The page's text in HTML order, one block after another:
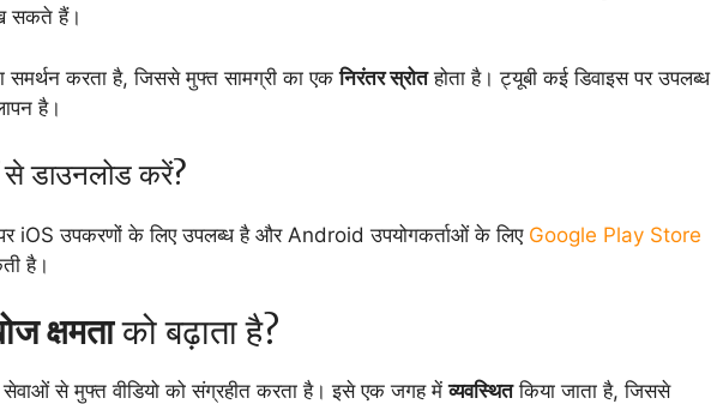
सकते हैं।
का समर्थन करता है, जिससे मुफ्त सामग्री का एकनिरंतर स्रोतहोता है। ट्यूबी कई डिवाइस पर उपलब्ध
है।
से डाउनलोड करें?
iOS उपकरणों के लिए उपलब्ध है और Android उपयोगकर्ताओं के लिए Google Play Store
है।
क्षमताको बढ़ाता है?
सेवाओं से मुफ्त वीडियो को संग्रहीत करता है। इसे एक जगह मेंव्यवस्थितकिया जाता है, जिससे